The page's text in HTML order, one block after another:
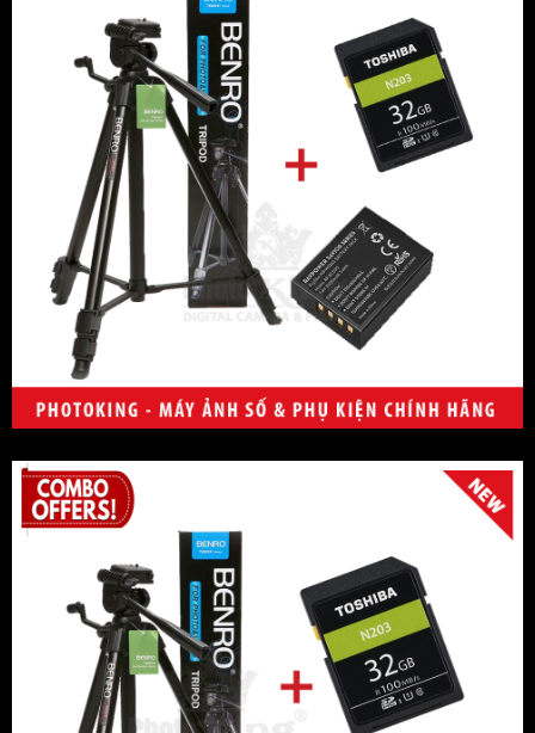
Marumi
Samyang/Rokinon
Meike
Youngno
Zhiyun
Benro
Eureka
Beike
Wasabi
Fotomate
Slik
WEIFENG
Viltrox
Nissin
PhotoKing
Lowepro
Aerfeis